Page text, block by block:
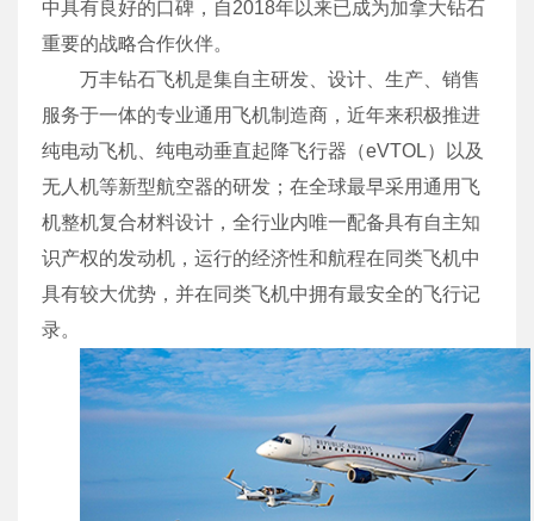
中具有良好的口碑，自2018年以来已成为加拿大钻石
重要的战略合作伙伴。
万丰钻石飞机是集自主研发、设计、生产、销售
服务于一体的专业通用飞机制造商，近年来积极推进
纯电动飞机、纯电动垂直起降飞行器（eVTOL）以及
无人机等新型航空器的研发；在全球最早采用通用飞
机整机复合材料设计，全行业内唯一配备具有自主知
识产权的发动机，运行的经济性和航程在同类飞机中
具有较大优势，并在同类飞机中拥有最安全的飞行记
录。